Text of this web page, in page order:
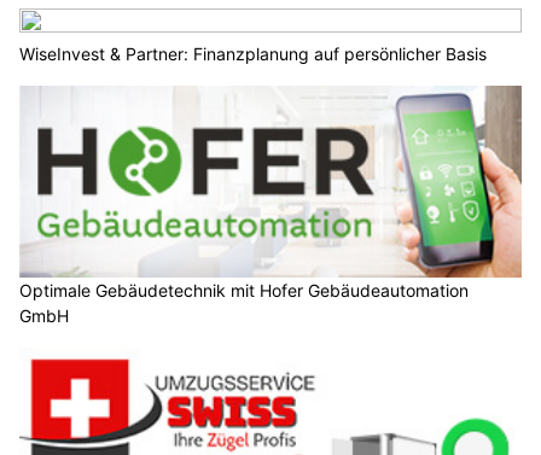
WiseInvest & Partner: Finanzplanung auf persönlicher Basis
Optimale Gebäudetechnik mit Hofer Gebäudeautomation
GmbH